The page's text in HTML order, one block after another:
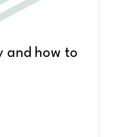
and how to